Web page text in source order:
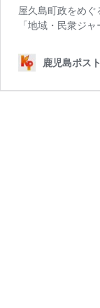
屋久島町政をめ
「地域・民衆ジ
鹿児島ポス